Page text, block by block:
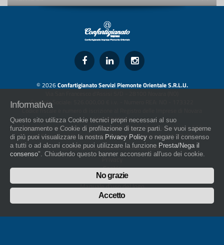
© 2026Confartigianato Servizi Piemonte Orientale S.R.L.U.
Capitale Sociale: 526.000,00 € i.v. - Numero REA: NO - 173322
Codice fiscale e numero di iscrizione al Registro delle Imprese di Novara
01436930034
artigiani.it è registrato nel Registro della Stampa Periodica con il nr. 562
con Decreto del Presidente del Tribunale di Novara del 07/03/13
Direttore Responsabile: Amleto Impaloni
Privacy
Cookie
Whistleblowing
Manuale d'uso del logo
Policy sulla Parità di genere
Informativa
Questo sito utilizza Cookie tecnici propri necessari al suo
funzionamento e Cookie di profilazione di terze parti. Se vuoi saperne
di più puoi visualizzare la nostra Privacy Policy o negare il consenso
a tutti o ad alcuni cookie puoi utilizzare la funzione Presta/Nega il
consenso". Chiudendo questo banner acconsenti all'uso dei cookie.
No grazie
Accetto